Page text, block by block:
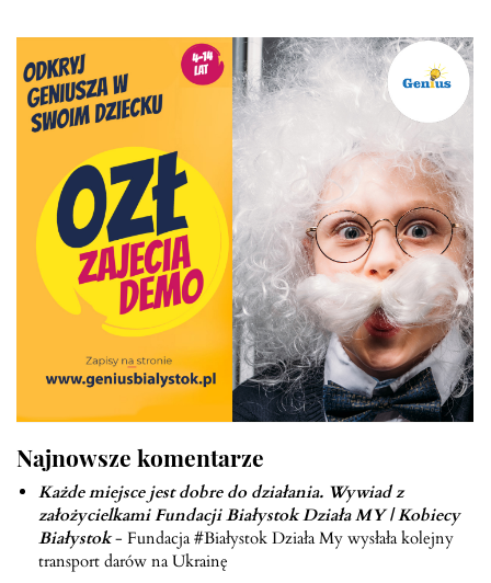
Najnowsze komentarze
Każde miejsce jest dobre do działania. Wywiad z
założycielkami Fundacji Białystok Działa MY | Kobiecy
Białystok- Fundacja #Białystok Działa My wysłała kolejny
transport darów na Ukrainę